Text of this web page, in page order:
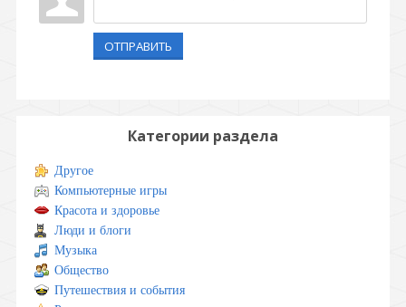
ОТПРАВИТЬ
Категории раздела
Другое
Компьютерные игры
Красота и здоровье
Люди и блоги
Музыка
Общество
Путешествия и события